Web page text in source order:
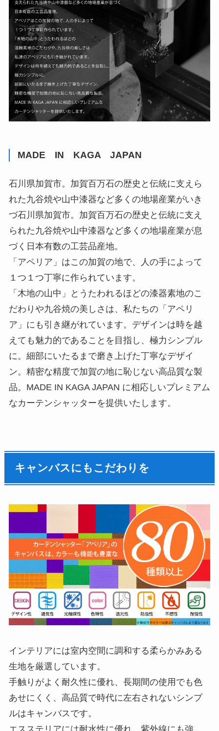
MADE IN KAGA JAPAN
石川県加賀市。加賀百万石の歴史と伝統に支えら
れた九谷焼や山中漆器など多くの地場産業がいき
づ石川県加賀市。加賀百万石の歴史と伝統に支え
られた九谷焼や山中漆器など多くの地場産業が息
づく日本有数の工芸品産地。
「アペリア」はこの加賀の地で、人の手によって
１つ１つ丁寧に作られています。
「木地の山中」とうたわれるほどの漆器素地のこ
だわりや九谷焼の美しさは、私たちの「アペリ
ア」にも引き継がれています。デザインは時を越
えても魅力的であることを目指し、極力シンプル
に。細部にいたるまで磨き上げた丁寧なデザイ
ン。精密な精度で加賀の地に恥じない高品質な製
品。MADE IN KAGA JAPAN に相応しいプレミアム
なカーテンシャッターを提供いたします。
キャンバスにもこだわりを
インテリアには室内空間に調和する柔らかみある
生地を厳選しています。
手触りがよく耐久性に優れ、長期間の使用でも色
あせにくく、高品質で時代に左右されないシンプ
ルはキャンバスです。